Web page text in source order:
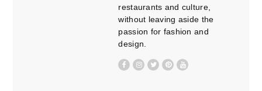
restaurants and culture,
without leaving aside the
passion for fashion and
design.